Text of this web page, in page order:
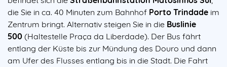
die Sie in ca. 40 Minuten zum Bahnhof Porto Trindade im
Zentrum bringt. Alternativ steigen Sie in die Buslinie
500 (Haltestelle Praça da Liberdade). Der Bus fährt
entlang der Küste bis zur Mündung des Douro und dann
am Ufer des Flusses entlang bis in die Stadt. Die Fahrt